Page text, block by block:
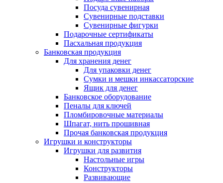
Посуда сувенирная
Сувенирные подставки
Сувенирные фигурки
Подарочные сертификаты
Пасхальная продукция
Банковская продукция
Для хранения денег
Для упаковки денег
Сумки и мешки инкассаторские
Ящик для денег
Банковское оборудование
Пеналы для ключей
Пломбировочные материалы
Шпагат, нить прошивная
Прочая банковская продукция
Игрушки и конструкторы
Игрушки для развития
Настольные игры
Конструкторы
Развивающие